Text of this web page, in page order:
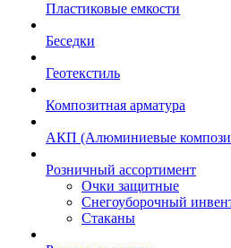
Пластиковые емкости
Беседки
Геотекстиль
Композитная арматура
АКП (Алюминиевые
Розничный ассортимент
Очки защитные
Снегоуборочный
Стаканы